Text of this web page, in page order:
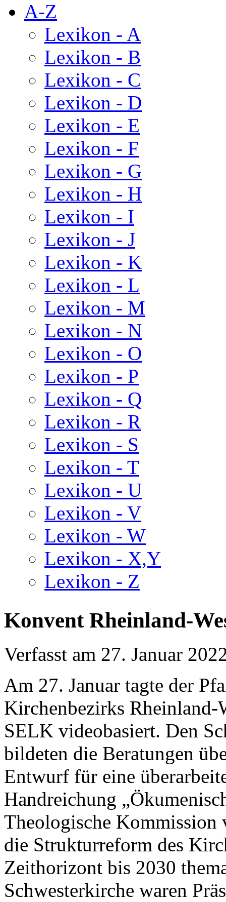
A-Z
Lexikon - A
Lexikon - B
Lexikon - C
Lexikon - D
Lexikon - E
Lexikon - F
Lexikon - G
Lexikon - H
Lexikon - I
Lexikon - J
Lexikon - K
Lexikon - L
Lexikon - M
Lexikon - N
Lexikon - O
Lexikon - P
Lexikon - Q
Lexikon - R
Lexikon - S
Lexikon - T
Lexikon - U
Lexikon - V
Lexikon - W
Lexikon - X,Y
Lexikon - Z
Konvent Rheinland-
Verfasst am 27. Januar
Am 27. Januar tagte der
Kirchenbezirks Rheinland-
SELK videobasiert. Den
bildeten die Beratungen
Entwurf für eine
Handreichung
Theologische Kommission
die Strukturreform des
Zeithorizont bis 2030
Schwesterkirche waren